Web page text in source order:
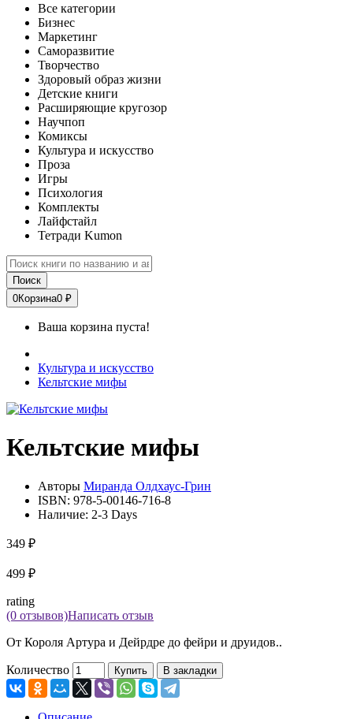
Все категории
Бизнес
Маркетинг
Саморазвитие
Творчество
Здоровый образ жизни
Детские книги
Расширяющие кругозор
Научпоп
Комиксы
Культура и искусство
Проза
Игры
Психология
Комплекты
Лайфстайл
Тетради Kumon
Поиск
0Корзина0 ₽
Ваша корзина пуста!
Культура и искусство
Кельтские мифы
Кельтские мифы
Авторы Миранда Олдхаус-Грин
ISBN: 978-5-00146-716-8
Наличие: 2-3 Days
349 ₽
499 ₽
rating
(0 отзывов)Написать отзыв
От Короля Артура и Дейрдре до фейри и друидов..
Количество Купить В закладки